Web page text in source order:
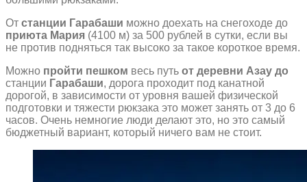
От станции Гарабаши можно доехать на снегоходе до
приюта Мария (4100 м) за 500 рублей в сутки, если вы
не против подняться так высоко за такое короткое время.
Можно пройти пешком весь путь от деревни Азау до
станции Гарабаши, дорога проходит под канатной
дорогой, в зависимости от уровня вашей физической
подготовки и тяжести рюкзака это может занять от 3 до 6
часов. Очень немногие люди делают это, но это самый
бюджетный вариант, который ничего вам не стоит.